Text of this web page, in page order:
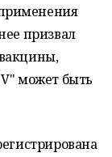
призвал
может быть